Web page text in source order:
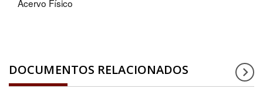
Acervo Físico
DOCUMENTOS RELACIONADOS